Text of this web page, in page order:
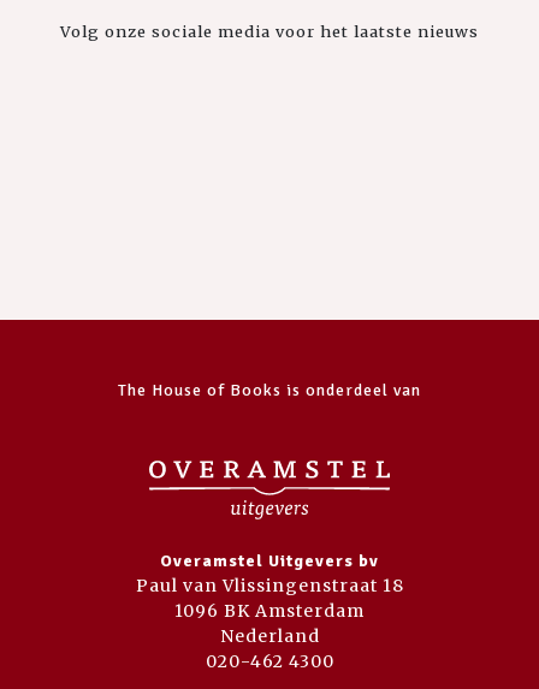
Volg onze sociale media voor het laatste nieuws
The House of Books is onderdeel van
Overamstel Uitgevers bv
Paul van Vlissingenstraat 18
1096 BK Amsterdam
Nederland
020-462 4300